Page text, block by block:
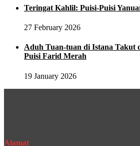
Teringat Kahlil: Puisi-Puisi
27 February 2026
Aduh Tuan-tuan di Istana Takut
Puisi Farid Merah
19 January 2026
Alamat